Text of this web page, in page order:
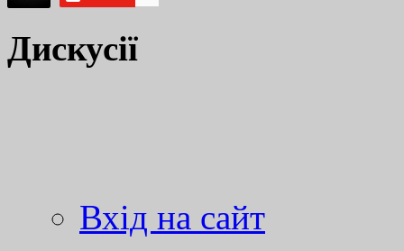
Дискусії
Вхід на сайт